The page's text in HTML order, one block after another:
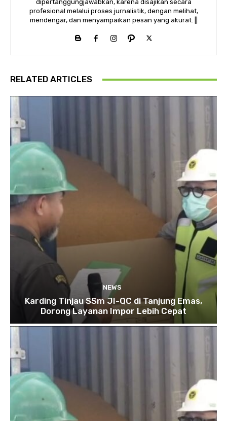
dipertanggungjawabkan, karena disajikan secara
profesional melalui proses jurnalistik, dengan melihat,
mendengar, dan menyampaikan pesan yang akurat. ||
RELATED ARTICLES
NEWS
Karding Tinjau SSm JI-QC di Tanjung Emas,
Dorong Layanan Impor Lebih Cepat